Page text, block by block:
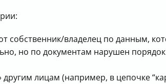
собственник/владелец по данным,
но по документам нарушен
лицам (например, в цепочке